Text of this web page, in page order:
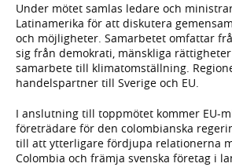
Under mötet samlas ledare och
Latinamerika för att diskutera
och möjligheter. Samarbetet omfattar
sig från demokrati, mänskliga
samarbete till klimatomställning.
handelspartner till Sverige och EU.
I anslutning till toppmötet kommer EU-
företrädare för den colombianska
till att ytterligare fördjupa relationerna
Colombia och främja svenska företag i